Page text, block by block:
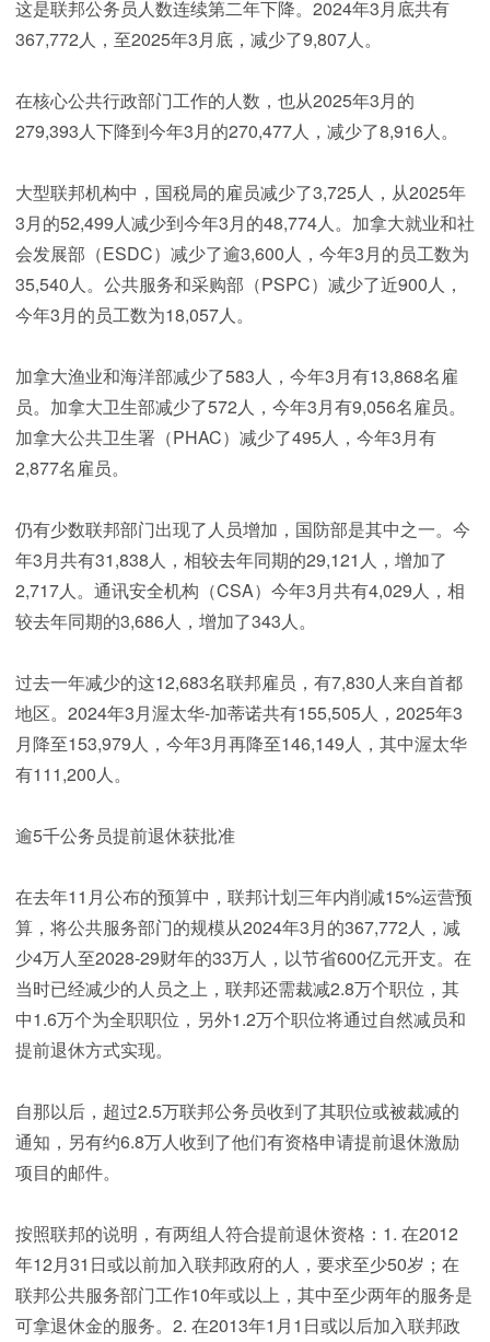
这是联邦公务员人数连续第二年下降。2024年3月底共有
367,772人，至2025年3月底，减少了9,807人。
在核心公共行政部门工作的人数，也从2025年3月的
279,393人下降到今年3月的270,477人，减少了8,916人。
大型联邦机构中，国税局的雇员减少了3,725人，从2025年
3月的52,499人减少到今年3月的48,774人。加拿大就业和社
会发展部（ESDC）减少了逾3,600人，今年3月的员工数为
35,540人。公共服务和采购部（PSPC）减少了近900人，
今年3月的员工数为18,057人。
加拿大渔业和海洋部减少了583人，今年3月有13,868名雇
员。加拿大卫生部减少了572人，今年3月有9,056名雇员。
加拿大公共卫生署（PHAC）减少了495人，今年3月有
2,877名雇员。
仍有少数联邦部门出现了人员增加，国防部是其中之一。今
年3月共有31,838人，相较去年同期的29,121人，增加了
2,717人。通讯安全机构（CSA）今年3月共有4,029人，相
较去年同期的3,686人，增加了343人。
过去一年减少的这12,683名联邦雇员，有7,830人来自首都
地区。2024年3月渥太华-加蒂诺共有155,505人，2025年3
月降至153,979人，今年3月再降至146,149人，其中渥太华
有111,200人。
逾5千公务员提前退休获批准
在去年11月公布的预算中，联邦计划三年内削减15%运营预
算，将公共服务部门的规模从2024年3月的367,772人，减
少4万人至2028-29财年的33万人，以节省600亿元开支。在
当时已经减少的人员之上，联邦还需裁减2.8万个职位，其
中1.6万个为全职职位，另外1.2万个职位将通过自然减员和
提前退休方式实现。
自那以后，超过2.5万联邦公务员收到了其职位或被裁减的
通知，另有约6.8万人收到了他们有资格申请提前退休激励
项目的邮件。
按照联邦的说明，有两组人符合提前退休资格：1. 在2012
年12月31日或以前加入联邦政府的人，要求至少50岁；在
联邦公共服务部门工作10年或以上，其中至少两年的服务是
可拿退休金的服务。2. 在2013年1月1日或以后加入联邦政